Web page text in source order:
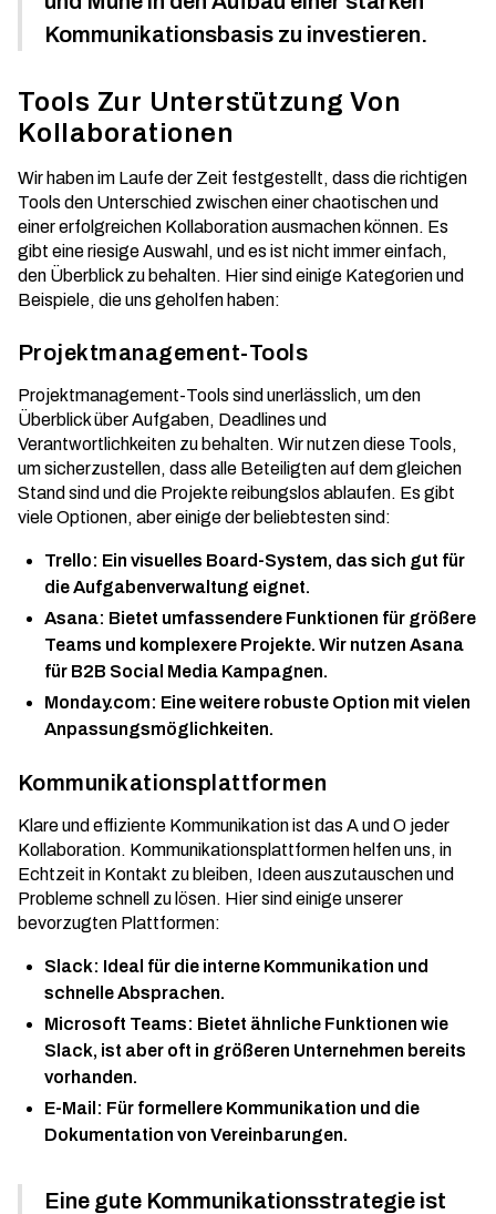
Kommunikationsbasis zu investieren.
Tools Zur Unterstützung Von
Kollaborationen
Wir haben im Laufe der Zeit festgestellt, dass die richtigen
Tools den Unterschied zwischen einer chaotischen und
einer erfolgreichen Kollaboration ausmachen können. Es
gibt eine riesige Auswahl, und es ist nicht immer einfach,
den Überblick zu behalten. Hier sind einige Kategorien und
Beispiele, die uns geholfen haben:
Projektmanagement-Tools
Projektmanagement-Tools sind unerlässlich, um den
Überblick über Aufgaben, Deadlines und
Verantwortlichkeiten zu behalten. Wir nutzen diese Tools,
um sicherzustellen, dass alle Beteiligten auf dem gleichen
Stand sind und die Projekte reibungslos ablaufen. Es gibt
viele Optionen, aber einige der beliebtesten sind:
Trello: Ein visuelles Board-System, das sich gut für
die Aufgabenverwaltung eignet.
Asana: Bietet umfassendere Funktionen für größere
Teams und komplexere Projekte. Wir nutzen Asana
für B2B Social Media Kampagnen.
Monday.com: Eine weitere robuste Option mit vielen
Anpassungsmöglichkeiten.
Kommunikationsplattformen
Klare und effiziente Kommunikation ist das A und O jeder
Kollaboration. Kommunikationsplattformen helfen uns, in
Echtzeit in Kontakt zu bleiben, Ideen auszutauschen und
Probleme schnell zu lösen. Hier sind einige unserer
bevorzugten Plattformen:
Slack: Ideal für die interne Kommunikation und
schnelle Absprachen.
Microsoft Teams: Bietet ähnliche Funktionen wie
Slack, ist aber oft in größeren Unternehmen bereits
vorhanden.
E-Mail: Für formellere Kommunikation und die
Dokumentation von Vereinbarungen.
Eine gute Kommunikationsstrategie ist